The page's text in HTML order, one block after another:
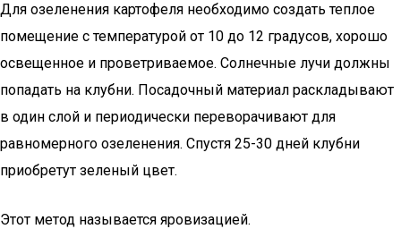
Для озеленения картофеля необходимо создать теплое
помещение с температурой от 10 до 12 градусов, хорошо
освещенное и проветриваемое. Солнечные лучи должны
попадать на клубни. Посадочный материал раскладывают
в один слой и периодически переворачивают для
равномерного озеленения. Спустя 25-30 дней клубни
приобретут зеленый цвет.
Этот метод называется яровизацией.